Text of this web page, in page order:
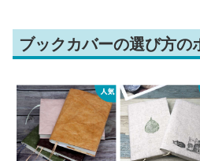
ブックカバーの選び方の